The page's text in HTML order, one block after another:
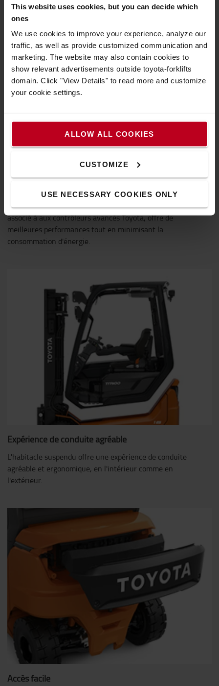
This website uses cookies, but you can decide which
ones
We use cookies to improve your experience, analyze our
traffic, as well as provide customized communication and
marketing. The website may also contain cookies to
show relevant advertisements outside toyota-forklifts
domain. Click "View Details" to read more and customize
your cookie settings.
ALLOW ALL COOKIES
CUSTOMIZE
USE NECESSARY COOKIES ONLY
Le moteur Toyota IPM (aimant permanent intérieur),
associé à aux contrôleurs avancés Toyota, offre de
meilleures performances tout en minimisant la
consommation d'énergie.
Expérience de conduite agréable
L'habitacle suspendu offre une expérience de conduite
agréable et ergonomique, en l'intérieur comme en
l'extérieur.
Accès facile